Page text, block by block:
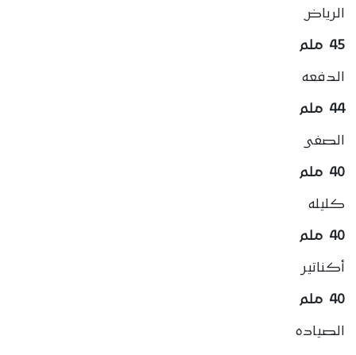
الرياض
45 ملم
الدفعه
44 ملم
الصفى
40 ملم
كليله
40 ملم
أكناتير
40 ملم
الصياده